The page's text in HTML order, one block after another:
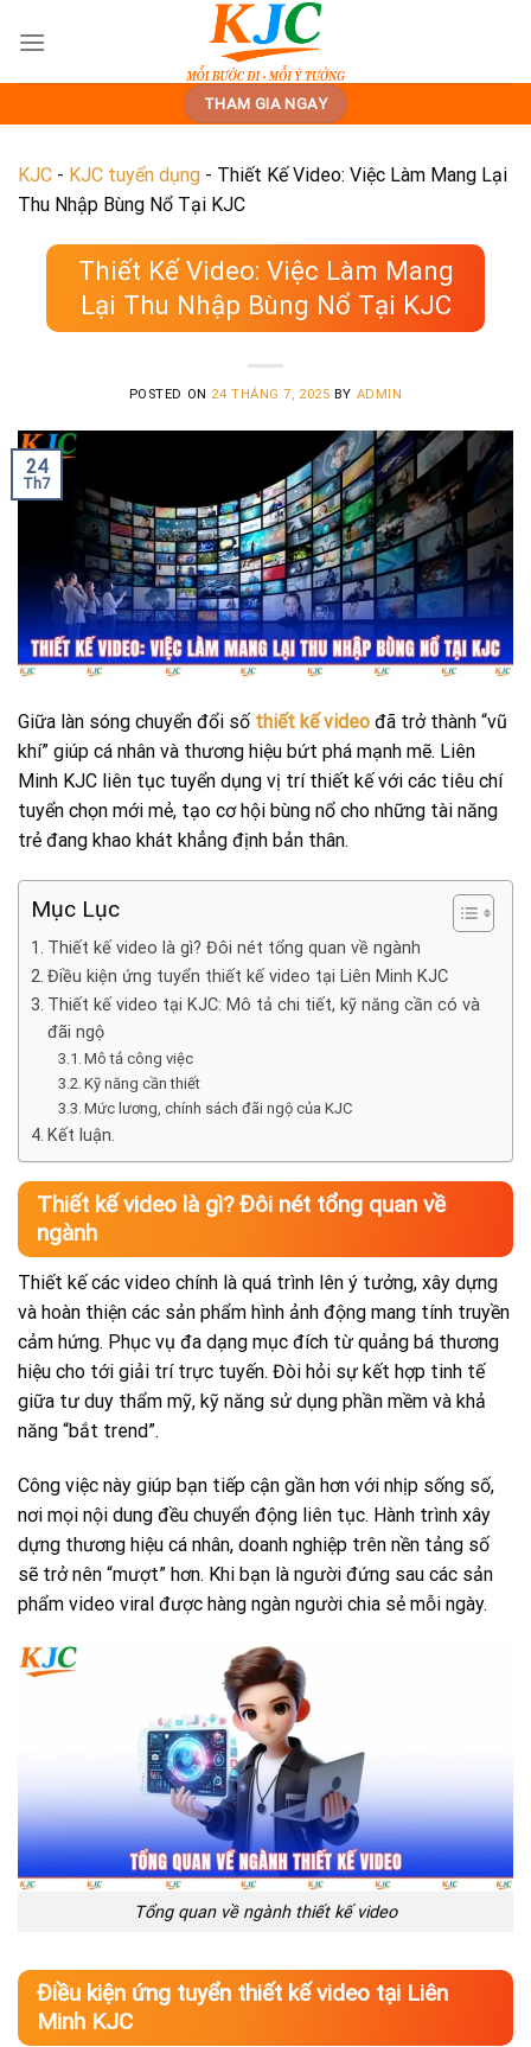
THAM GIA NGAY
KJC - KJC tuyển dụng - Thiết Kế Video: Việc Làm Mang Lại
Thu Nhập Bùng Nổ Tại KJC
Thiết Kế Video: Việc Làm Mang
Lại Thu Nhập Bùng Nổ Tại KJC
POSTED ON 24 THÁNG 7, 2025 BY ADMIN
24
Th7
Giữa làn sóng chuyển đổi số thiết kế video đã trở thành “vũ
khí” giúp cá nhân và thương hiệu bứt phá mạnh mẽ. Liên
Minh KJC liên tục tuyển dụng vị trí thiết kế với các tiêu chí
tuyển chọn mới mẻ, tạo cơ hội bùng nổ cho những tài năng
trẻ đang khao khát khẳng định bản thân.
Mục Lục
Thiết kế video là gì? Đôi nét tổng quan về ngành
Điều kiện ứng tuyển thiết kế video tại Liên Minh KJC
Thiết kế video tại KJC: Mô tả chi tiết, kỹ năng cần có và
đãi ngộ
Mô tả công việc
Kỹ năng cần thiết
Mức lương, chính sách đãi ngộ của KJC
Kết luận.
Thiết kế video là gì? Đôi nét tổng quan về
ngành
Thiết kế các video chính là quá trình lên ý tưởng, xây dựng
và hoàn thiện các sản phẩm hình ảnh động mang tính truyền
cảm hứng. Phục vụ đa dạng mục đích từ quảng bá thương
hiệu cho tới giải trí trực tuyến. Đòi hỏi sự kết hợp tinh tế
giữa tư duy thẩm mỹ, kỹ năng sử dụng phần mềm và khả
năng “bắt trend”.
Công việc này giúp bạn tiếp cận gần hơn với nhịp sống số,
nơi mọi nội dung đều chuyển động liên tục. Hành trình xây
dựng thương hiệu cá nhân, doanh nghiệp trên nền tảng số
sẽ trở nên “mượt” hơn. Khi bạn là người đứng sau các sản
phẩm video viral được hàng ngàn người chia sẻ mỗi ngày.
Tổng quan về ngành thiết kế video
Điều kiện ứng tuyển thiết kế video tại Liên
Minh KJC